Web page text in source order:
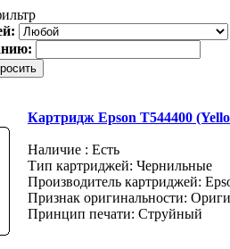
Картридж Epson T544400
Наличие : Есть
Тип картриджей: Чернильные
Производитель картриджей:
Признак оригинальности:
Принцип печати: Струйный